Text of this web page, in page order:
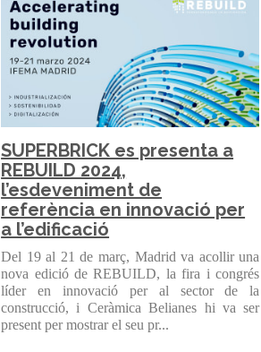
SUPERBRICK es presenta a
REBUILD 2024,
l’esdeveniment de
referència en innovació per
a l’edificació
Del 19 al 21 de març, Madrid va acollir una
nova edició de REBUILD, la fira i congrés
líder en innovació per al sector de la
construcció, i Ceràmica Belianes hi va ser
present per mostrar el seu pr...